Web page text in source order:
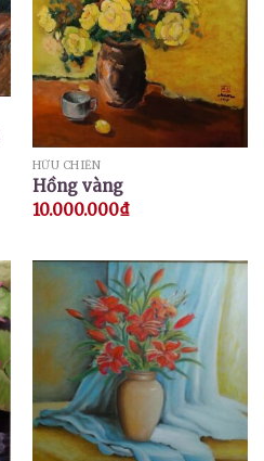
HỮU CHIẾN
Hồng vàng
10.000.000₫